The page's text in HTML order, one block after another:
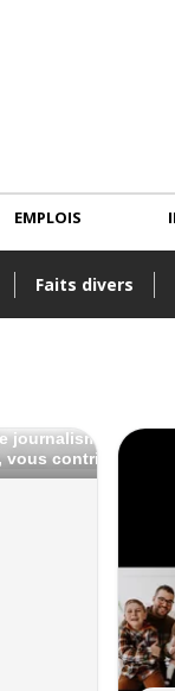
Faits divers
EMPLOIS